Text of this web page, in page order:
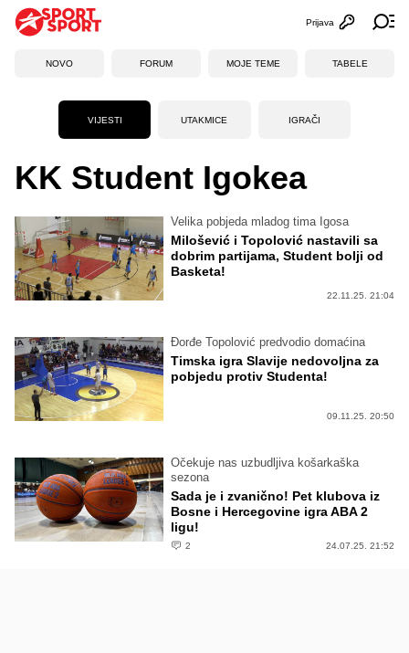
Otvori
Prijava
NOVO FORUM MOJE TEME TABELE
VIJESTI UTAKMICE IGRAČI
KK Student Igokea
Velika pobjeda mladog tima Igosa
Milošević i Topolović nastavili sa
dobrim partijama, Student bolji od
Basketa!
22.11.25. 21:04
Đorđe Topolović predvodio domaćina
Timska igra Slavije nedovoljna za
pobjedu protiv Studenta!
09.11.25. 20:50
Očekuje nas uzbudljiva košarkaška
sezona
Sada je i zvanično! Pet klubova iz
Bosne i Hercegovine igra ABA 2
ligu!
2 24.07.25. 21:52